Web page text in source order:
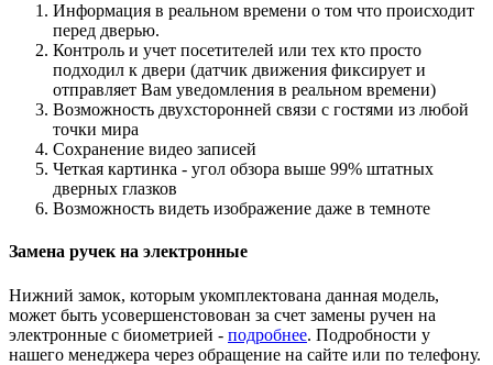
Информация в реальном времени о том что происходит
перед дверью.
Контроль и учет посетителей или тех кто просто
подходил к двери (датчик движения фиксирует и
отправляет Вам уведомления в реальном времени)
Возможность двухсторонней связи с гостями из любой
точки мира
Сохранение видео записей
Четкая картинка - угол обзора выше 99% штатных
дверных глазков
Возможность видеть изображение даже в темноте
Замена ручек на электронные
Нижний замок, которым укомплектована данная модель,
может быть усовершенстовован за счет замены ручен на
электронные с биометрией - подробнее. Подробности у
нашего менеджера через обращение на сайте или по телефону.